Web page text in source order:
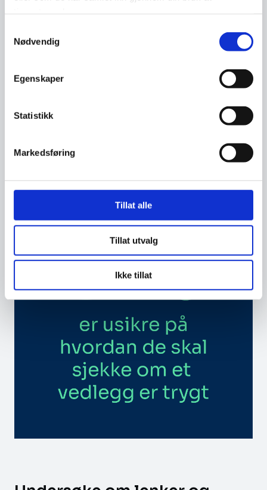
Nødvendig
Egenskaper
Statistikk
Markedsføring
Tillat alle
Tillat utvalg
Ikke tillat